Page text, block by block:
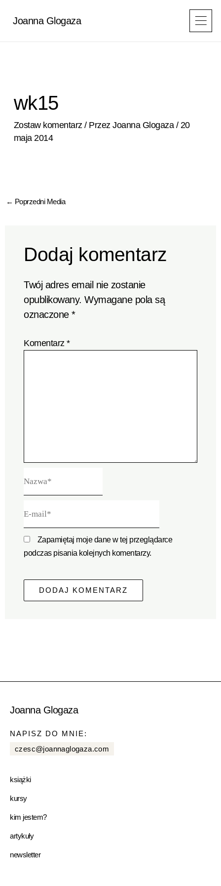
Joanna Glogaza
wk15
Zostaw komentarz / PrzezJoanna Glogaza / 20
maja 2014
← Poprzedni Media
Dodaj komentarz
Twój adres email nie zostanie
opublikowany. Wymagane pola są
oznaczone*
Komentarz*
mail*
Zapamiętaj moje dane w tej przeglądarce
podczas pisania kolejnych komentarzy.
Joanna Glogaza
NAPISZ DO MNIE:
czesc@joannaglogaza.com
książki
kursy
kim jestem?
artykuły
newsletter